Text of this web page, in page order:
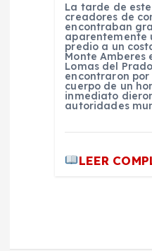
La tarde de
creadores de
encontraban
aparentemente
predio a un
Monte Amberes
Lomas del
encontraron por
cuerpo de un
inmediato
autoridades
LEER